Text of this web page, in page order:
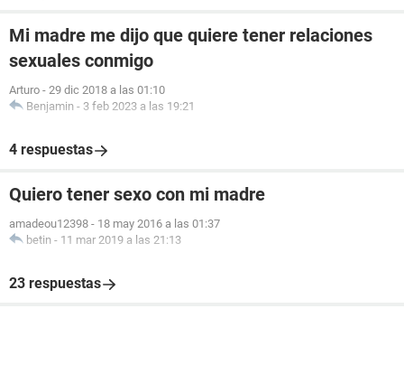
Mi madre me dijo que quiere tener relaciones
sexuales conmigo
Arturo - 29 dic 2018 a las 01:10
Benjamin - 3 feb 2023 a las 19:21
4 respuestas
Quiero tener sexo con mi madre
amadeou12398 - 18 may 2016 a las 01:37
betin - 11 mar 2019 a las 21:13
23 respuestas